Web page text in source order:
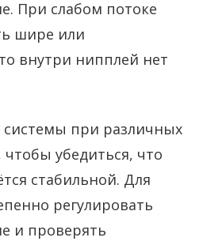
При слабом потоке
шире или
внутри нипплей нет
системы при различных
убедиться, что
стабильной. Для
регулировать
и проверять